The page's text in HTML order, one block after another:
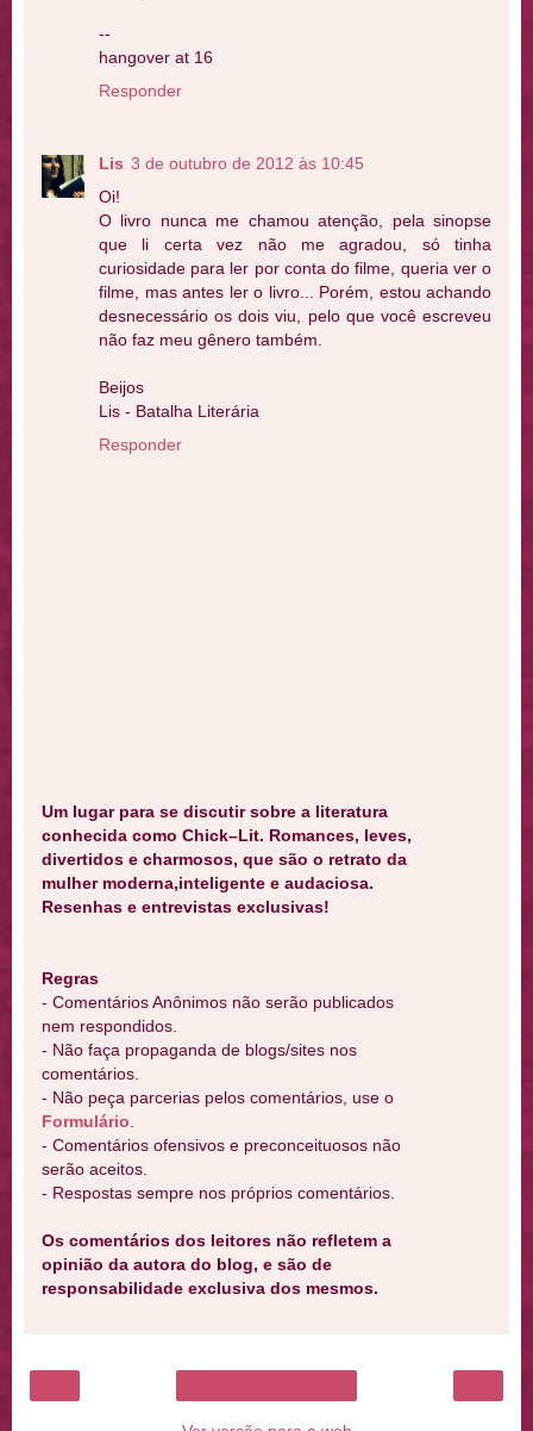
--
hangover at 16
Responder
Lis 3 de outubro de 2012 às 10:45
Oi!
O livro nunca me chamou atenção, pela sinopse
que li certa vez não me agradou, só tinha
curiosidade para ler por conta do filme, queria ver o
filme, mas antes ler o livro... Porém, estou achando
desnecessário os dois viu, pelo que você escreveu
não faz meu gênero também.
Beijos
Lis - Batalha Literária
Responder
Um lugar para se discutir sobre a literatura
conhecida como Chick–Lit. Romances, leves,
divertidos e charmosos, que são o retrato da
mulher moderna,inteligente e audaciosa.
Resenhas e entrevistas exclusivas!
Regras
- Comentários Anônimos não serão publicados
nem respondidos.
- Não faça propaganda de blogs/sites nos
comentários.
- Não peça parcerias pelos comentários, use o
Formulário
- Comentários ofensivos e preconceituosos não
serão aceitos.
- Respostas sempre nos próprios comentários.
Os comentários dos leitores não refletem a
opinião da autora do blog, e são de
responsabilidade exclusiva dos mesmos.